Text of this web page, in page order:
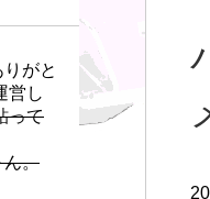
がと
営し
って
ん。